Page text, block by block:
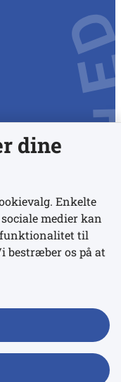
dine
Enkelte
medier kan
funktionalitet til
bestræber os på at